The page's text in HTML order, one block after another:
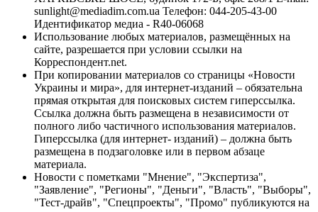
sunlight@mediadim.com.ua Телефон: 044-205-43-00
Идентификатор медиа - R40-06068
Использование любых материалов, размещённых на
сайте, разрешается при условии ссылки на
Корреспондент.net.
При копировании материалов со страницы «Новости
Украины и мира», для интернет-изданий – обязательна
прямая открытая для поисковых систем гиперссылка.
Ссылка должна быть размещена в независимости от
полного либо частичного использования материалов.
Гиперссылка (для интернет- изданий) – должна быть
размещена в подзаголовке или в первом абзаце
материала.
Новости с пометками "Мнение", "Экспертиза",
"Заявление", "Регионы", "Деньги", "Власть", "Выборы",
"Тест-драйв", "Спецпроекты", "Промо" публикуются на